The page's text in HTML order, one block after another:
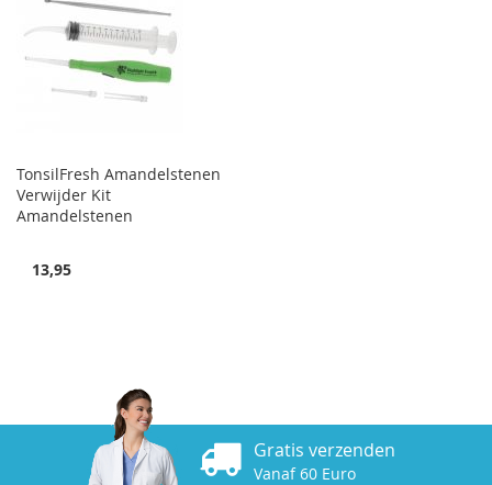
TonsilFresh Amandelstenen
Verwijder Kit
Amandelstenen
13,95
Gratis verzenden
Vanaf 60 Euro